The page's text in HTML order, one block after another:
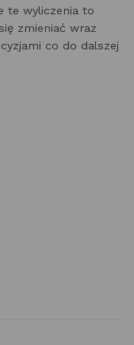
te wyliczenia to
zmieniać wraz
co do dalszej